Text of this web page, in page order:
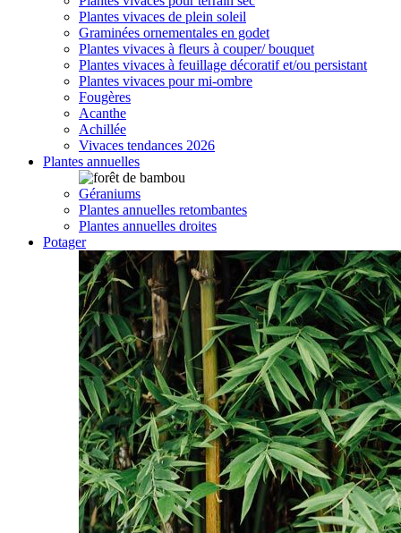
Plantes vivaces de plein soleil
Graminées ornementales en godet
Plantes vivaces à fleurs à couper/ bouquet
Plantes vivaces à feuillage décoratif et/ou persistant
Plantes vivaces pour mi-ombre
Fougères
Acanthe
Achillée
Vivaces tendances 2026
Plantes annuelles
Géraniums
Plantes annuelles retombantes
Plantes annuelles droites
Potager